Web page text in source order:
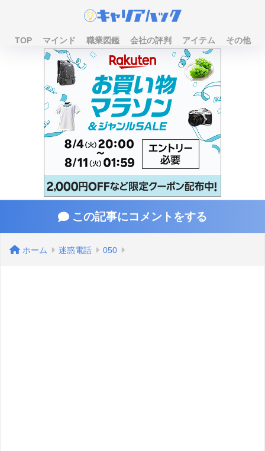
TOP マインド 職業図鑑 会社の評判 アイテム その他
この記事にコメントをする
ホーム 迷惑電話 050